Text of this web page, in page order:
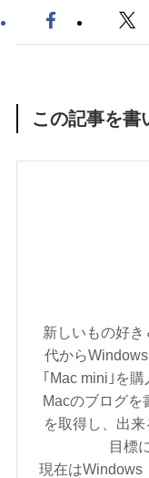
この記事を書
新しいもの好
代から
｢Mac mini｣を
Macのブログを
を取得し、出
目標
現在はWindows